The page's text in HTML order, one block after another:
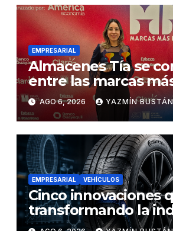
EMPRESARIAL
Almacenes Tía se
entre las marcas
influyentes del
AGO 6, 2026 YAZMÍN BUSTÁN
EMPRESARIAL VEHÍCULOS
Cinco innovaciones
transformando la
los neumáticos y